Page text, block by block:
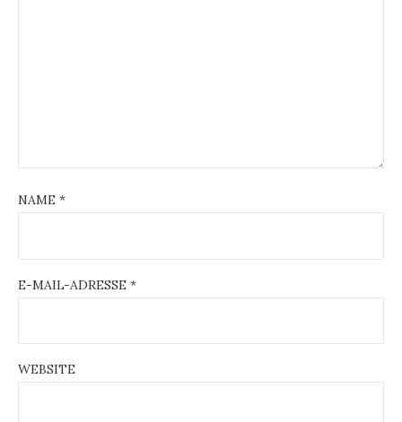
NAME *
E-MAIL-ADRESSE *
WEBSITE